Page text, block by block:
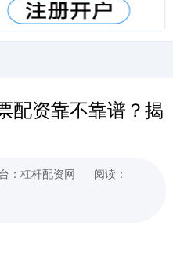
配资靠不靠谱？揭
：杠杆配资网
阅读：